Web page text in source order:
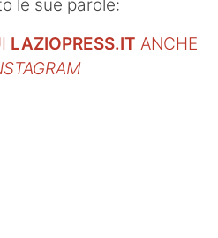
le sue parole:
LAZIOPRESS.IT ANCHE